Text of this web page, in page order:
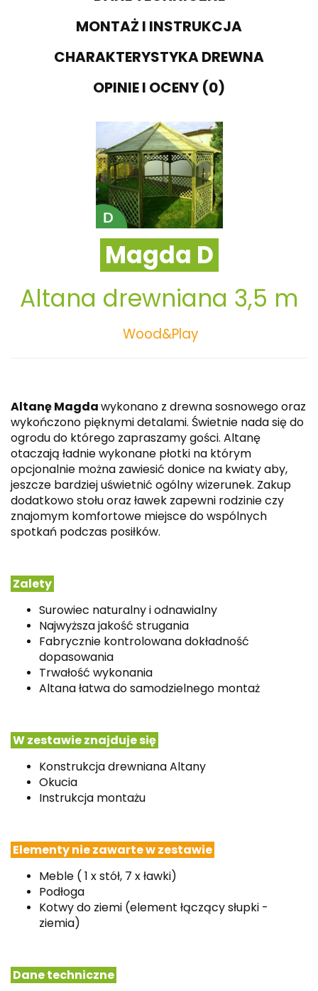
MONTAŻ I INSTRUKCJA
CHARAKTERYSTYKA DREWNA
OPINIE I OCENY (0)
Magda D
Altana drewniana 3,5 m
Wood&Play
Altanę Magdawykonano z drewna sosnowego oraz
wykończono pięknymi detalami. Świetnie nada się do
ogrodu do którego zapraszamy gości. Altanę
otaczają ładnie wykonane płotki na którym
opcjonalnie można zawiesić donice na kwiaty aby,
jeszcze bardziej uświetnić ogólny wizerunek. Zakup
dodatkowo stołu oraz ławek zapewni rodzinie czy
znajomym komfortowe miejsce do wspólnych
spotkań podczas posiłków.
Zalety
Surowiec naturalny i odnawialny
Najwyższa jakość strugania
Fabrycznie kontrolowana dokładność
dopasowania
Trwałość wykonania
Altana łatwa do samodzielnego montaż
W zestawie znajduje się
Konstrukcja drewniana Altany
Okucia
Instrukcja montażu
Elementy nie zawarte w zestawie
Meble ( 1 x stół, 7 x ławki)
Podłoga
Kotwydo ziemi (element łączący słupki -
ziemia)
Dane techniczne